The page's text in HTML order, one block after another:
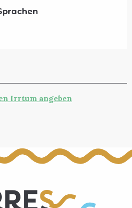
Irrtum angeben